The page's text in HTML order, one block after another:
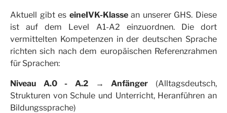
Aktuell gibt es eineIVK-Klassean unserer GHS. Diese
ist auf dem Level A1-A2 einzuordnen. Die dort
vermittelten Kompetenzen in der deutschen Sprache
richten sich nach dem europäischen Referenzrahmen
für Sprachen:
Niveau A.0 - A.2 → Anfänger (Alltagsdeutsch,
Strukturen von Schule und Unterricht, Heranführen an
Bildungssprache)